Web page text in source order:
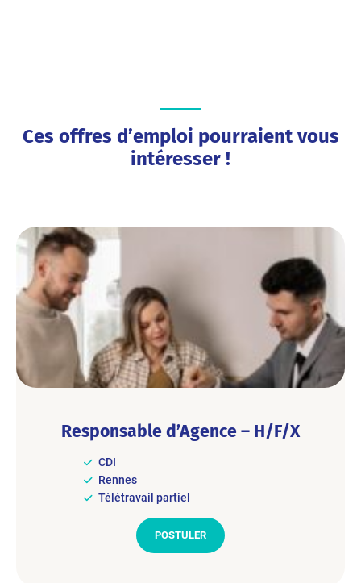
Ces offres d’emploi pourraient vous
intéresser !
Responsable d’Agence – H/F/X
CDI
Rennes
Télétravail partiel
POSTULER